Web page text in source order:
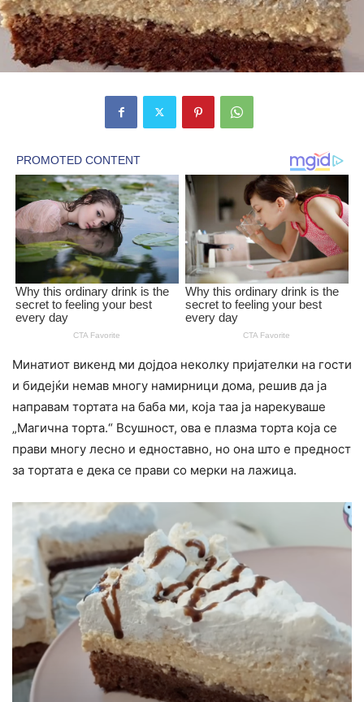
Mинатиот викенд ми дојдоа неколку пријателки на гости
и бидејќи немав многу намирници дома, решив да ја
направам тортата на баба ми, која таа ја нарекуваше
„Магична торта.“ Всушност, ова е плазма торта која се
прави многу лесно и едноставно, но она што е предност
за тортата е дека се прави со мерки на лажица.